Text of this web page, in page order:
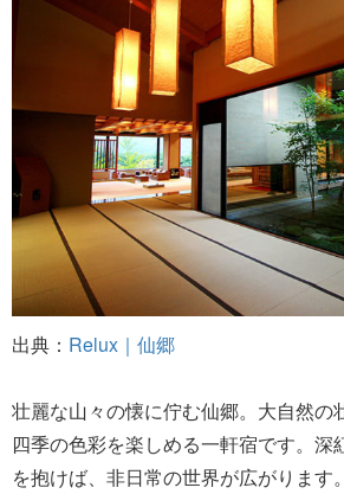
出典： Relux｜仙郷
壮麗な山々の懐に佇む仙郷。大自然の
四季の色彩を楽しめる一軒宿です。深
を抱けば、非日常の世界が広がります